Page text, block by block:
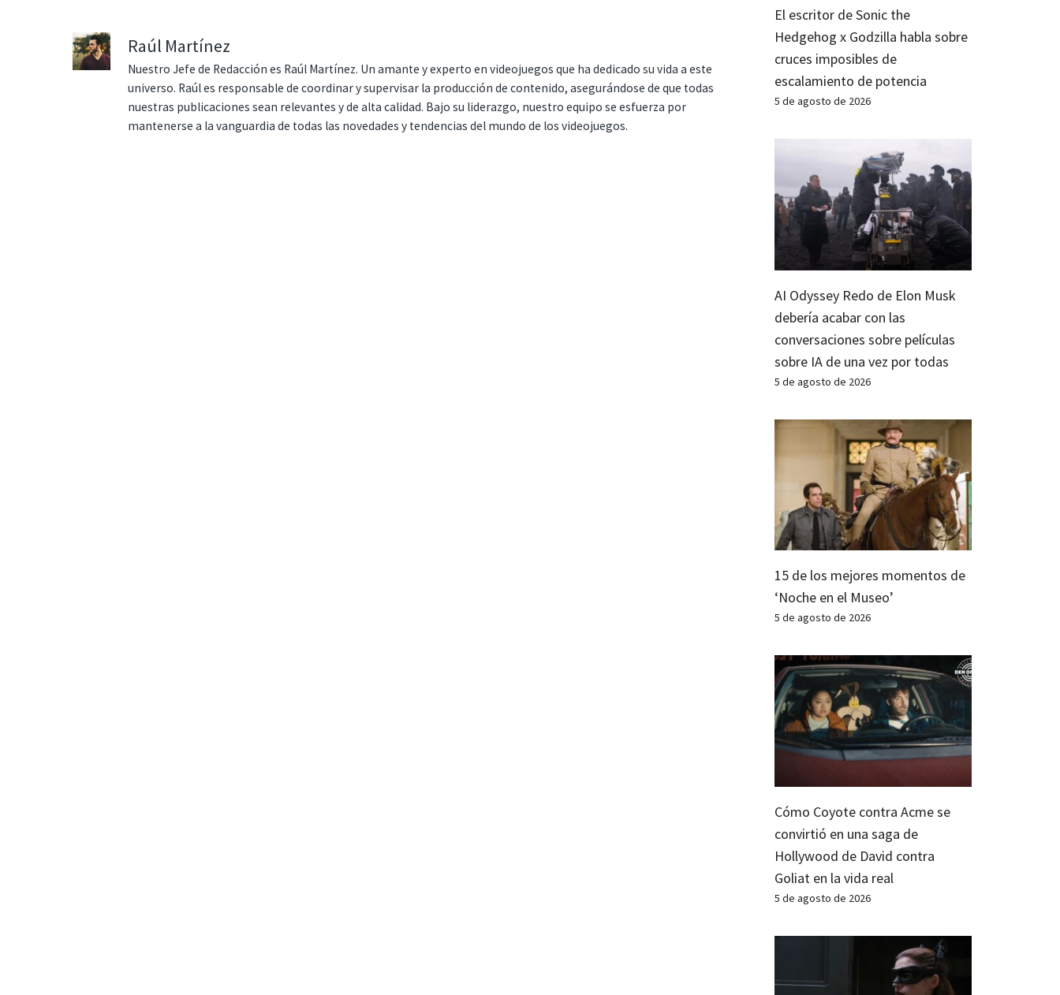
Raúl Martínez
Nuestro Jefe de Redacción es Raúl Martínez. Un amante y experto en videojuegos que ha dedicado su vida a este
universo. Raúl es responsable de coordinar y supervisar la producción de contenido, asegurándose de que todas
nuestras publicaciones sean relevantes y de alta calidad. Bajo su liderazgo, nuestro equipo se esfuerza por
mantenerse a la vanguardia de todas las novedades y tendencias del mundo de los videojuegos.
El escritor de Sonic the
Hedgehog x Godzilla habla sobre
cruces imposibles de
escalamiento de potencia
5 de agosto de 2026
AI Odyssey Redo de Elon Musk
debería acabar con las
conversaciones sobre películas
sobre IA de una vez por todas
5 de agosto de 2026
15 de los mejores momentos de
‘Noche en el Museo’
5 de agosto de 2026
Cómo Coyote contra Acme se
convirtió en una saga de
Hollywood de David contra
Goliat en la vida real
5 de agosto de 2026